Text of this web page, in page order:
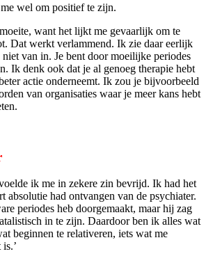
wel om positief te zijn.
want het lijkt me gevaarlijk om te
Dat werkt verlammend. Ik zie daar eerlijk
van in. Je bent door moeilijke periodes
Ik denk ook dat je al genoeg therapie hebt
actie onderneemt. Ik zou je bijvoorbeeld
van organisaties waar je meer kans hebt
voelde ik me in zekere zin bevrijd. Ik had het
absolutie had ontvangen van de psychiater.
periodes heb doorgemaakt, maar hij zag
in te zijn. Daardoor ben ik alles wat
beginnen te relativeren, iets wat me